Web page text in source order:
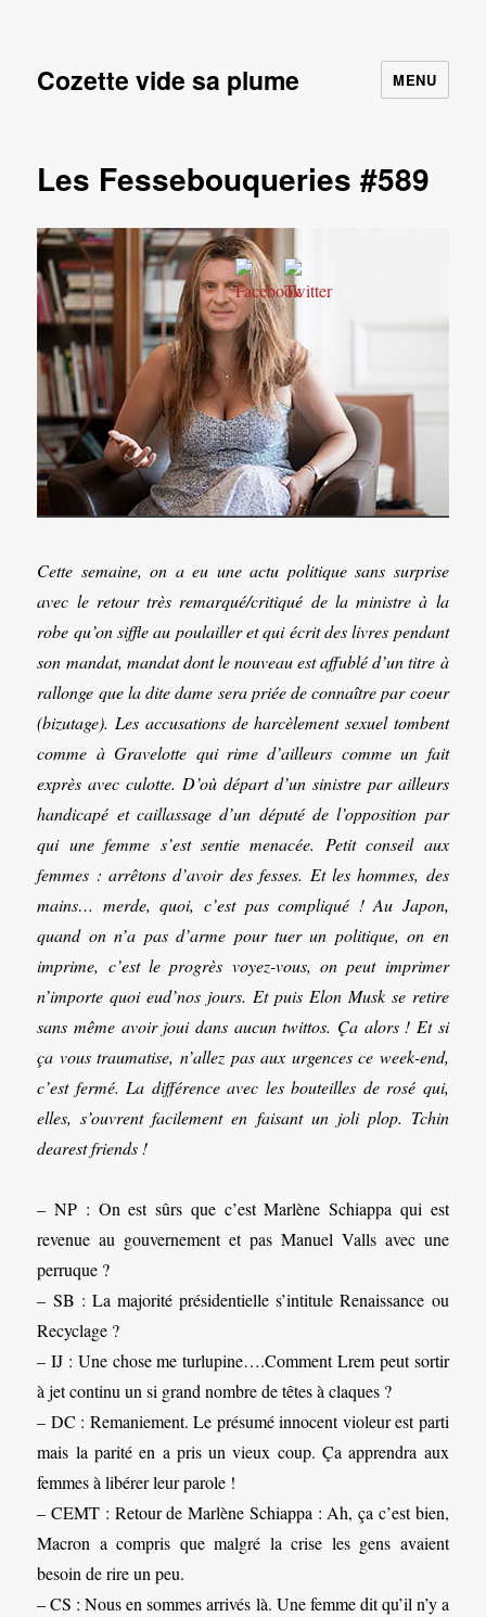
Cozette vide sa plume MENU
Les Fessebouqueries #589
Cette semaine, on a eu une actu politique sans surprise
avec le retour très remarqué/critiqué de la ministre à la
robe qu’on siffle au poulailler et qui écrit des livres pendant
son mandat, mandat dont le nouveau est affublé d’un titre à
rallonge que la dite dame sera priée de connaître par coeur
(bizutage). Les accusations de harcèlement sexuel tombent
comme à Gravelotte qui rime d’ailleurs comme un fait
exprès avec culotte. D’où départ d’un sinistre par ailleurs
handicapé et caillassage d’un député de l’opposition par
qui une femme s’est sentie menacée. Petit conseil aux
femmes : arrêtons d’avoir des fesses. Et les hommes, des
mains… merde, quoi, c’est pas compliqué ! Au Japon,
quand on n’a pas d’arme pour tuer un politique, on en
imprime, c’est le progrès voyez-vous, on peut imprimer
n’importe quoi eud’nos jours. Et puis Elon Musk se retire
sans même avoir joui dans aucun twittos. Ça alors ! Et si
ça vous traumatise, n’allez pas aux urgences ce week-end,
c’est fermé. La différence avec les bouteilles de rosé qui,
elles, s’ouvrent facilement en faisant un joli plop. Tchin
dearest friends !
– NP : On est sûrs que c’est Marlène Schiappa qui est
revenue au gouvernement et pas Manuel Valls avec une
perruque ?
– SB : La majorité présidentielle s’intitule Renaissance ou
Recyclage ?
– IJ : Une chose me turlupine….Comment Lrem peut sortir
à jet continu un si grand nombre de têtes à claques ?
– DC : Remaniement. Le présumé innocent violeur est parti
mais la parité en a pris un vieux coup. Ça apprendra aux
femmes à libérer leur parole !
– CEMT : Retour de Marlène Schiappa : Ah, ça c’est bien,
Macron a compris que malgré la crise les gens avaient
besoin de rire un peu.
– CS : Nous en sommes arrivés là. Une femme dit qu’il n’y a